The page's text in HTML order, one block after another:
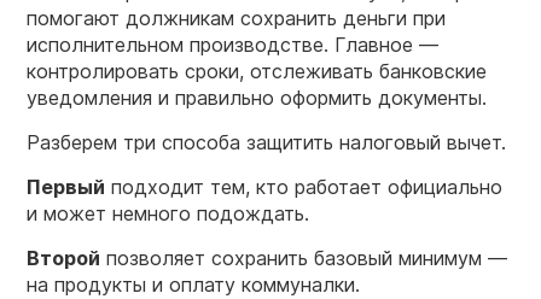
помогают должникам сохранить деньги при
исполнительном производстве. Главное —
контролировать сроки, отслеживать банковские
уведомления и правильно оформить документы.
Разберем три способа защитить налоговый вычет.
Первый подходит тем, кто работает официально
и может немного подождать.
Второй позволяет сохранить базовый минимум —
на продукты и оплату коммуналки.